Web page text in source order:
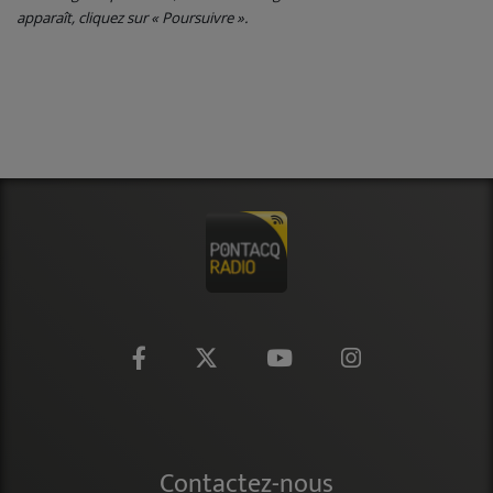
CONTACT
apparaît, cliquez sur « Poursuivre ».